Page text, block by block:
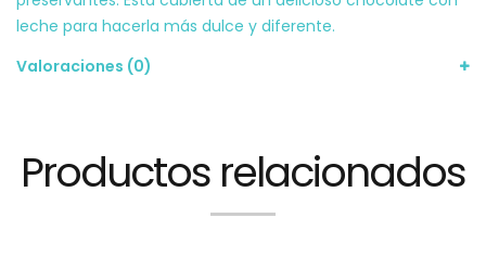
leche para hacerla más dulce y diferente.
Valoraciones (0)
Productos relacionados